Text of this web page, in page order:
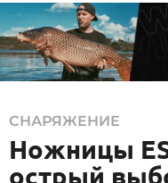
1
8
.
СНАРЯЖЕНИЕ
Ножницы
острый